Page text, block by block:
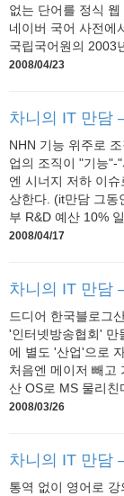
없는 단어를 정식
네이버 국어 사전에
국립국어원의 2003
2008/04/23
차니의 IT 만담
NHN 기능 위주로
업의 조직이 "기능"-
엔 시너지 저하 이
상한다. (it만담 그동
부 R&D 예산 10% 일
2008/04/17
차니의 IT 만담
드디어 한국블로그
'인터넷방송협회' 만
에 별도 '산업'으로
처음엔 메이저 빼고
산 OS로 MS 물리친
2008/03/26
차니의 IT 만담
통역 없이 영어로